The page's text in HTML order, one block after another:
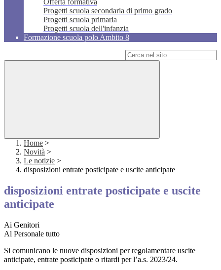
Offerta formativa
Progetti scuola secondaria di primo grado
Progetti scuola primaria
Progetti scuola dell'infanzia
Formazione scuola polo Ambito 8
Home >
Novità >
Le notizie >
disposizioni entrate posticipate e uscite anticipate
disposizioni entrate posticipate e uscite
anticipate
Ai Genitori
Al Personale tutto
Si comunicano le nuove disposizioni per regolamentare uscite
anticipate, entrate posticipate o ritardi per l’a.s. 2023/24.